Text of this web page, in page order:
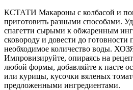
КСТАТИ Макароны с колбасой и
приготовить разными способами.
спагетти сырыми к обжаренным
сковороду и довести до
необходимое количество воды.
Импровизируйте, опираясь на
любой формы, добавляйте к пасте
или курицы, кусочки вяленых
предложенными ингредиентами.